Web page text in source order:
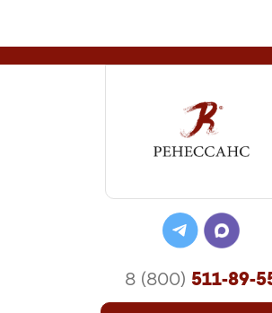
8 (800) 511-89-